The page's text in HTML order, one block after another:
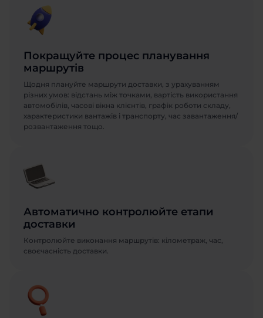
Покращуйте процес планування
маршрутів
Щодня плануйте маршрути доставки, з урахуванням
різних умов: відстань між точками, вартість використання
автомобілів, часові вікна клієнтів, графік роботи складу,
характеристики вантажів і транспорту, час завантаження/
розвантаження тощо.
Автоматично контролюйте етапи
доставки
Контролюйте виконання маршрутів: кілометраж, час,
своєчасність доставки.